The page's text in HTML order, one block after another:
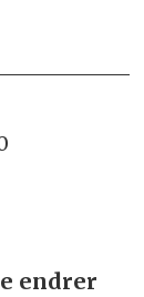
endrer